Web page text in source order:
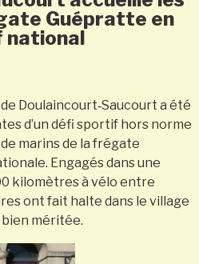
Guépratte en
national
Doulaincourt‑Saucourt a été
d’un défi sportif hors norme
marins de la frégate
Engagés dans une
kilomètres à vélo entre
ont fait halte dans le village
méritée.